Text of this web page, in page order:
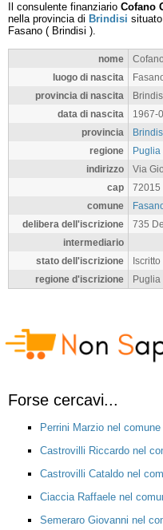
Il consulente finanziario Cofano
nella provincia di Brindisi
Fasano ( Brindisi ).
nome
luogo di nascita
provincia di nascita
data di nascita
1967-
provincia
regione
Puglia
indirizzo
Via
cap
72015
comune
delibera dell'iscrizione
735
intermediario
stato dell'iscrizione
Iscritto
regione d'iscrizione
Puglia
Forse cercavi...
Perrini Marzio nel
Castrovilli Riccardo nel
Castrovilli Cataldo nel
Ciaccia Raffaele nel
Semeraro Giovanni nel